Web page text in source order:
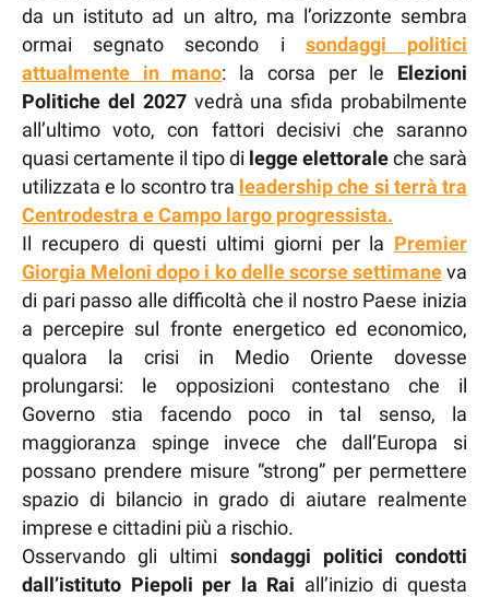
da un istituto ad un altro, ma l’orizzonte sembra
ormai segnato secondo i sondaggi politici
attualmente in mano: la corsa per le Elezioni
Politiche del 2027vedrà una sfida probabilmente
all’ultimo voto, con fattori decisivi che saranno
quasi certamente il tipo di legge elettoraleche sarà
utilizzata e lo scontro tra leadership che si terrà tra
Centrodestra e Campo largo progressista.
Il recupero di questi ultimi giorni per la Premier
Giorgia Meloni dopo i ko delle scorse settimaneva
di pari passo alle difficoltà che il nostro Paese inizia
a percepire sul fronte energetico ed economico,
qualora la crisi in Medio Oriente dovesse
prolungarsi: le opposizioni contestano che il
Governo stia facendo poco in tal senso, la
maggioranza spinge invece che dall’Europa si
possano prendere misure “strong” per permettere
spazio di bilancio in grado di aiutare realmente
imprese e cittadini più a rischio.
Osservando gli ultimi sondaggi politici condotti
dall’istituto Piepoli per la Rai all’inizio di questa